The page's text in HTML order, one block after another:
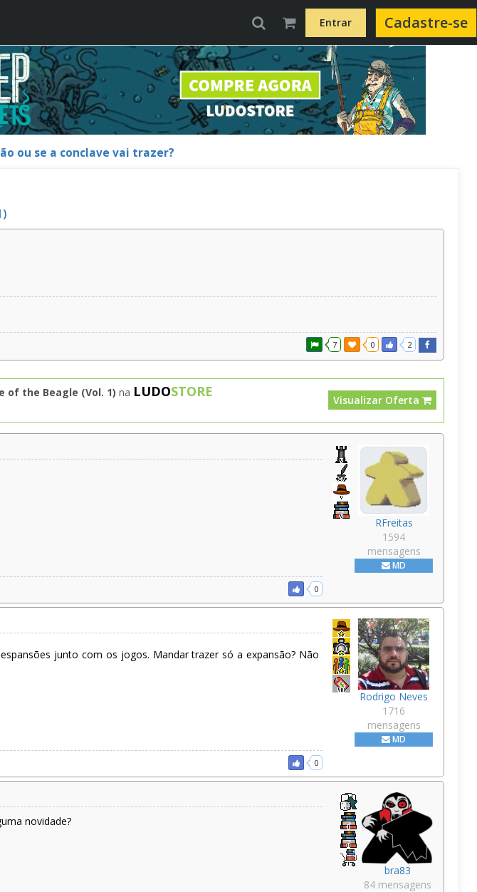
Entrar Cadastre-se
ou se a conclave vai trazer?
7 0 2
of the Beagle (Vol. 1) na LUDOSTORE
Visualizar Oferta
RFreitas
1594
mensagens
MD
0
Rodrigo Neves
1716
mensagens
MD
junto com os jogos. Mandar trazer só a expansão? Não
0
bra83
84 mensagens
novidade?